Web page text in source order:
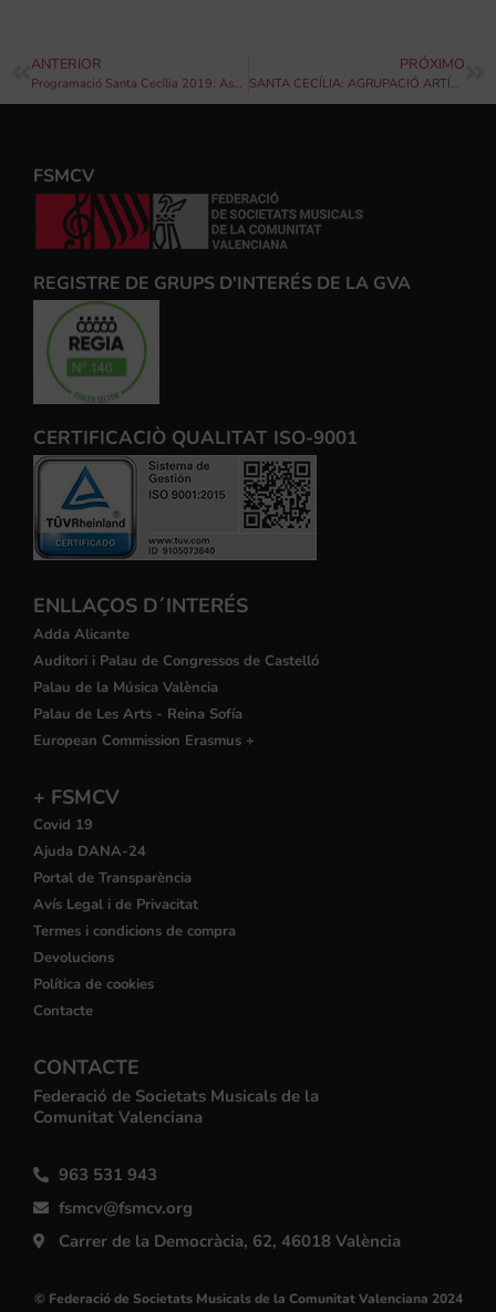
ANTERIOR
Programació Santa Cecília 2019: Associació Musical Ciutat de Benicarló
PRÓXIMO
SANTA CECÍLIA: AGRUPACIÓ ARTÍSTICA MUSICAL DÉNIA
FSMCV
REGISTRE DE GRUPS D'INTERÉS DE LA GVA
CERTIFICACIÒ QUALITAT ISO-9001
ENLLAÇOS D´INTERÉS
Adda Alicante
Auditori i Palau de Congressos de Castelló
Palau de la Música València
Palau de Les Arts - Reina Sofía
European Commission Erasmus +
+ FSMCV
Covid 19
Ajuda DANA-24
Portal de Transparència
Avís Legal i de Privacitat
Termes i condicions de compra
Devolucions
Política de cookies
Contacte
CONTACTE
Federació de Societats Musicals de la
Comunitat Valenciana
963 531 943
fsmcv@fsmcv.org
Carrer de la Democràcia, 62, 46018 València
© Federació de Societats Musicals de la Comunitat Valenciana 2024